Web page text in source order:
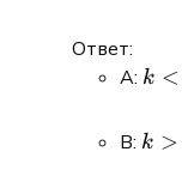
Ответ:
А: k
0
k <
B: k
k >